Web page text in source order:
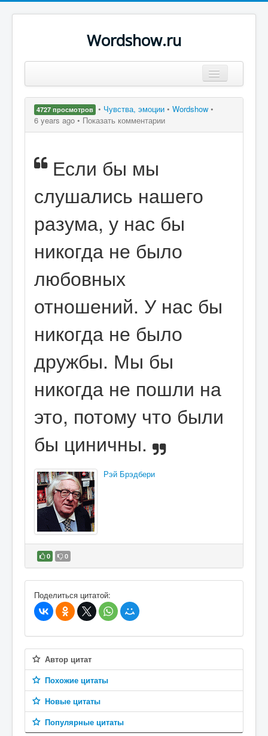
Wordshow.ru
Популярные цитаты
Поиск
4727 просмотров • Чувства, эмоции • Wordshow •
6 years ago • Показать комментарии
Если бы мы
слушались нашего
разума, у нас бы
никогда не было
любовных
отношений. У нас бы
никогда не было
дружбы. Мы бы
никогда не пошли на
это, потому что были
бы циничны.
Рэй Брэдбери
0 0
В избранное
Поделиться цитатой:
Автор цитат
Похожие цитаты
Новые цитаты
Популярные цитаты